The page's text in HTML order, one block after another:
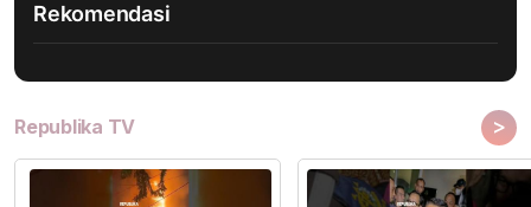
Rekomendasi
Republika TV >